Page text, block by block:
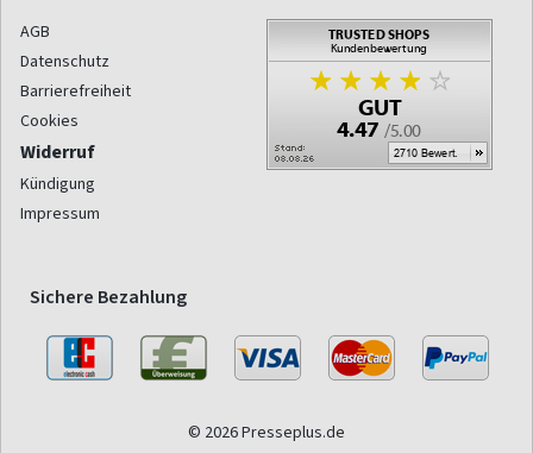
AGB
Datenschutz
Barrierefreiheit
Cookies
Widerruf
Kündigung
Impressum
Sichere Bezahlung
© 2026 Presseplus.de